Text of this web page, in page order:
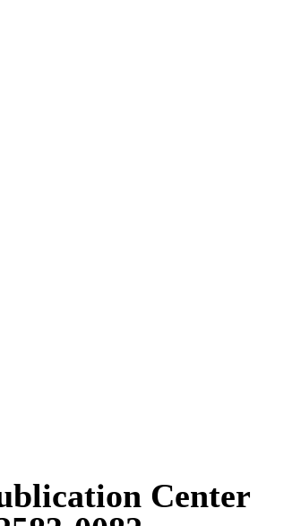
Center